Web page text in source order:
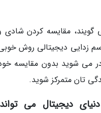
گویند، مقایسه کردن
زدایی دیجیتالی روش
می شوید بدون مقایسه
تان متمرکز شوید.
دنیای دیجیتال می